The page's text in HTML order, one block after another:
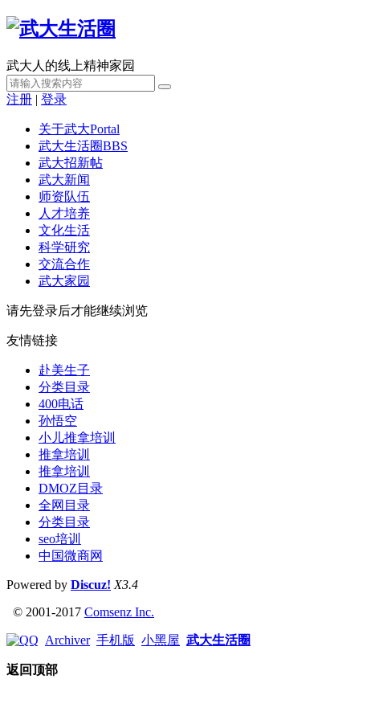
武大人的线上精神家园
注册 | 登录
关于武大Portal
武大生活圈BBS
武大招新帖
武大新闻
师资队伍
人才培养
文化生活
科学研究
交流合作
武大家园
请先登录后才能继续浏览
友情链接
赴美生子
分类目录
400电话
孙悟空
小儿推拿培训
推拿培训
推拿培训
DMOZ目录
全网目录
分类目录
seo培训
中国微商网
Powered by Discuz! X3.4
© 2001-2017 Comsenz Inc.
Archiver 手机版 小黑屋 武大生活圈
返回顶部